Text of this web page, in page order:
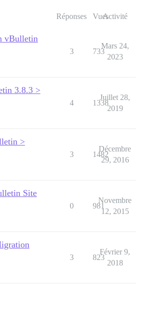
Réponses VuesActivité
vBulletin
3 733
Mars 24,
2023
3.8.3 >
4 1338
Juillet 28,
2019
>
3 1482
Décembre
29, 2016
Site
0 981
Novembre
12, 2015
3 823
Février 9,
2018